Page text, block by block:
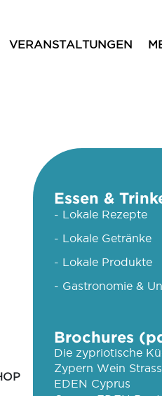
VERANSTALTUNGEN
Essen &
- Lokale Rezepte
- Lokale Getränke
- Lokale Produkte
- Gastronomie &
Brochures
Die zypriotische
Zypern Wein
EDEN Cyprus